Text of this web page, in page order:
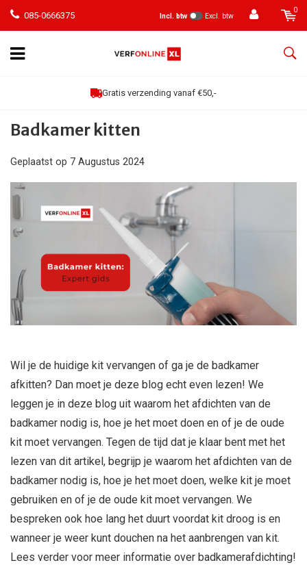
085-0666375 Incl. btw Excl. btw
0
Klanten geven een 9
Badkamer kitten
Geplaatst op 7 Augustus 2024
Wil je de huidige kit vervangen of ga je de badkamer
afkitten? Dan moet je deze blog echt even lezen! We
leggen je in deze blog uit waarom het afdichten van de
badkamer nodig is, hoe je het moet doen en of je de oude
kit moet vervangen. Tegen de tijd dat je klaar bent met het
lezen van dit artikel, begrijp je waarom het afdichten van de
badkamer nodig is, hoe je het moet doen, welke kit je moet
gebruiken en of je de oude kit moet vervangen. We
bespreken ook hoe lang het duurt voordat kit droog is en
wanneer je weer kunt douchen na het aanbrengen van kit.
Lees verder voor meer informatie over badkamerafdichting!